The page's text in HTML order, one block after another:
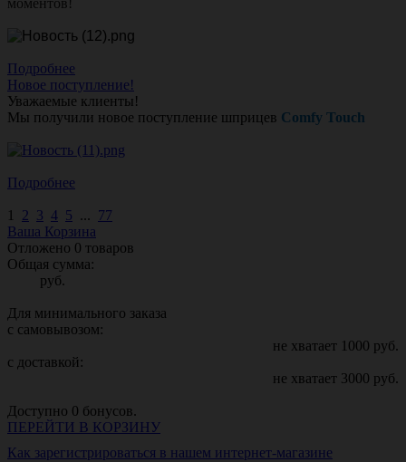
моментов!
Подробнее
Новое поступление!
Уважаемые клиенты!
Мы получили новое поступление шприцев Comfy Touch
Подробнее
1 2 3 4 5 ... 77
Ваша Корзина
Отложено 0 товаров
Общая сумма:
руб.
Для минимального заказа
с самовывозом:
не хватает 1000 руб.
с доставкой:
не хватает 3000 руб.
Доступно 0 бонусов.
ПЕРЕЙТИ В КОРЗИНУ
Как зарегистрироваться в нашем интернет-магазине